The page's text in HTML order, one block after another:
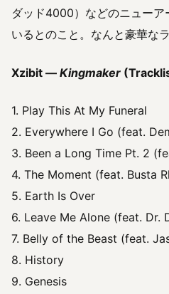
ダッド4000）などのニューア
いるとのこと。なんと豪華な
Xzibit — Kingmaker
1. Play This At My Funeral
2. Everywhere I Go (feat.
3. Been a Long Time Pt. 2
4. The Moment (feat. Busta
5. Earth Is Over
6. Leave Me Alone (feat. Dr.
7. Belly of the Beast (feat.
8. History
9. Genesis